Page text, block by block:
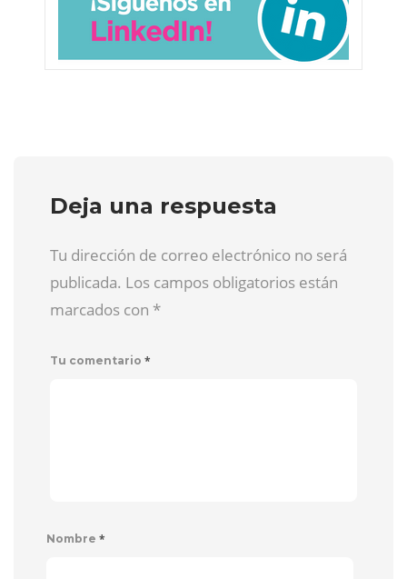
Deja una respuesta
Tu dirección de correo electrónico no será
publicada. Los campos obligatorios están
marcados con *
Tu comentario *
Nombre *